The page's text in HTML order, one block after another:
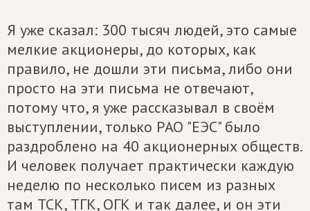
Я уже сказал: 300 тысяч людей, это самые
мелкие акционеры, до которых, как
правило, не дошли эти письма, либо они
просто на эти письма не отвечают,
потому что, я уже рассказывал в своём
выступлении, только РАО "ЕЭС" было
раздроблено на 40 акционерных обществ.
И человек получает практически каждую
неделю по несколько писем из разных
там ТСК, ТГК, ОГК и так далее, и он эти